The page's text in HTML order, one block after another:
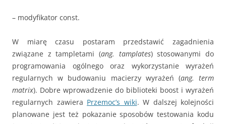
– modyfikator const.
W miarę czasu postaram przedstawić zagadnienia
związane z tampletami (ang. tamplates) stosowanymi do
programowania ogólnego oraz wykorzystanie wyrażeń
regularnych w budowaniu macierzy wyrażeń (ang. term
matrix). Dobre wprowadzenie do biblioteki boost i wyrażeń
regularnych zawiera Przemoc’s wiki. W dalszej kolejności
planowane jest też pokazanie sposobów testowania kodu